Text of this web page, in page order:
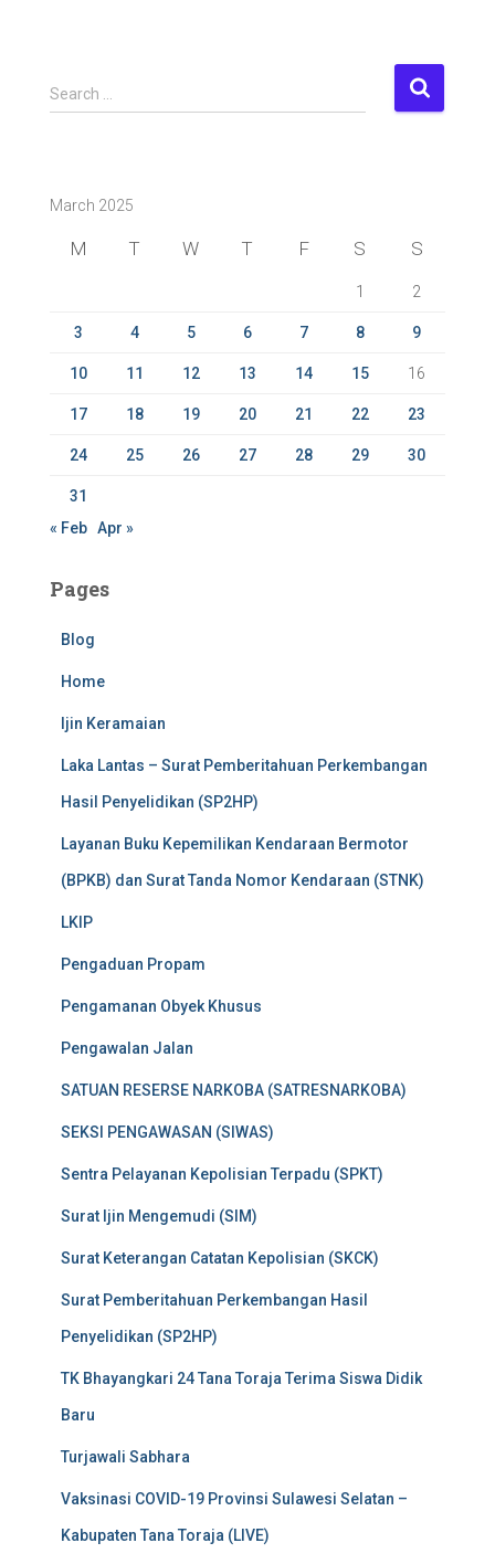
S
e
h
Search …
March 2025
M T W T F S S
1 2
3 4 5 6 7 8 9
10 11 12 13 14 15 16
17 18 19 20 21 22 23
24 25 26 27 28 29 30
31
« Feb Apr »
Pages
Blog
Home
Ijin Keramaian
Laka Lantas – Surat Pemberitahuan Perkembangan
Hasil Penyelidikan (SP2HP)
Layanan Buku Kepemilikan Kendaraan Bermotor
(BPKB) dan Surat Tanda Nomor Kendaraan (STNK)
LKIP
Pengaduan Propam
Pengamanan Obyek Khusus
Pengawalan Jalan
SATUAN RESERSE NARKOBA (SATRESNARKOBA)
SEKSI PENGAWASAN (SIWAS)
Sentra Pelayanan Kepolisian Terpadu (SPKT)
Surat Ijin Mengemudi (SIM)
Surat Keterangan Catatan Kepolisian (SKCK)
Surat Pemberitahuan Perkembangan Hasil
Penyelidikan (SP2HP)
TK Bhayangkari 24 Tana Toraja Terima Siswa Didik
Baru
Turjawali Sabhara
Vaksinasi COVID-19 Provinsi Sulawesi Selatan –
Kabupaten Tana Toraja (LIVE)